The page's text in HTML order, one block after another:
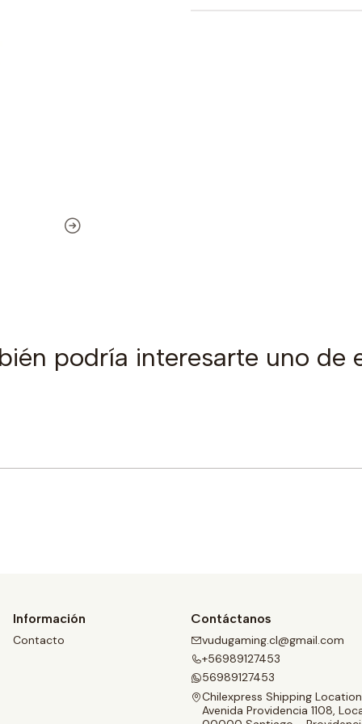
podría interesarte uno de
Información
Contacto
Contáctanos
vudugaming.cl@gmail.com
+56989127453
56989127453
Chilexpress Shipping Location
Avenida Providencia 1108,